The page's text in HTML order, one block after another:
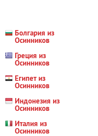
Болгария из
Осинников
Греция из
Осинников
Египет из
Осинников
Индонезия из
Осинников
Италия из
Осинников